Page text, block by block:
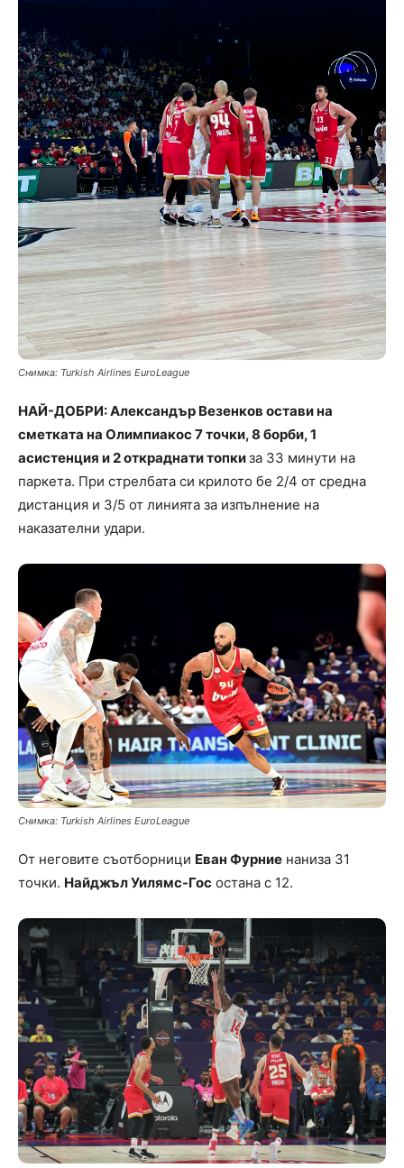
Снимка: Turkish Airlines EuroLeague
НАЙ-ДОБРИ: Александър Везенков остави на
сметката на Олимпиакос 7 точки, 8 борби, 1
асистенция и 2 откраднати топкиза 33 минути на
паркета. При стрелбата си крилото бе 2/4 от средна
дистанция и 3/5 от линията за изпълнение на
наказателни удари.
Снимка: Turkish Airlines EuroLeague
От неговите съотборници Еван Фурние наниза 31
точки. Найджъл Уилямс-Гос остана с 12.